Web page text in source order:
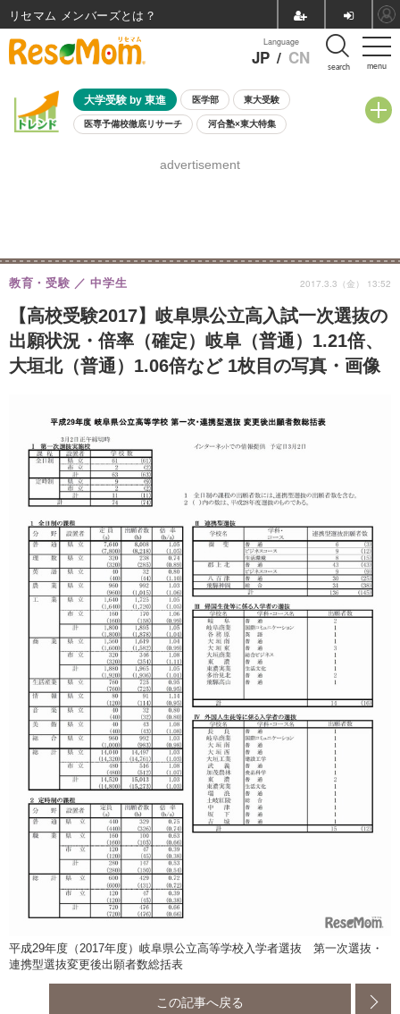
menu
Language
JP / CN search
大学受験 by 東進 医学部 東大受験
医専予備校徹底リサーチ 河合塾×東大特集
8月開催学校説明会・相談会
advertisement
【高校受験2017】岐阜県公立高入試一次選抜の
出願状況・倍率（確定）岐阜（普通）1.21倍、
大垣北（普通）1.06倍など 1枚目の写真・画像
教育・受験 中学生 2017.3.3（金） 13:52
平成29年度（2017年度）岐阜県公立高等学校入学者選抜 第一次選抜・
連携型選抜変更後出願者数総括表
この記事へ戻る
リセマム メンバーズ